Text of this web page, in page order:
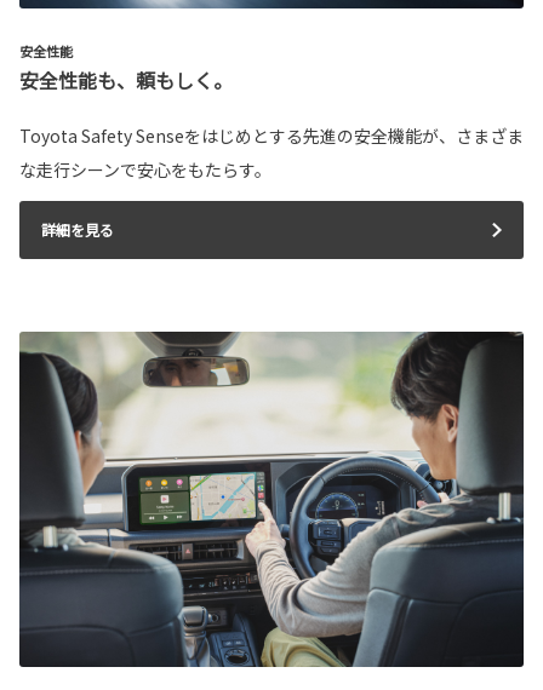
安全性能
安全性能も、頼もしく。
Toyota Safety Senseをはじめとする先進の安全機能が、さまざま
な走行シーンで安心をもたらす。
詳細を見る